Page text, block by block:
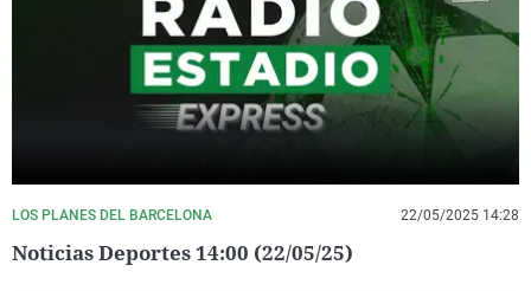
LOS PLANES DEL BARCELONA 22/05/2025 14:28
Noticias Deportes 14:00 (22/05/25)